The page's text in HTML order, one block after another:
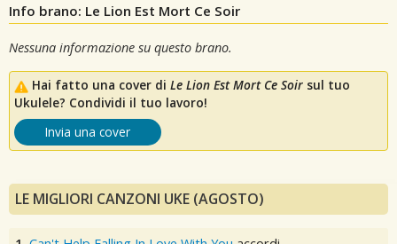
Info brano: Le Lion Est Mort Ce Soir
Nessuna informazione su questo brano.
Hai fatto una cover di Le Lion Est Mort Ce Soir sul tuo
Ukulele? Condividi il tuo lavoro!
Invia una cover
LE MIGLIORI CANZONI UKE (AGOSTO)